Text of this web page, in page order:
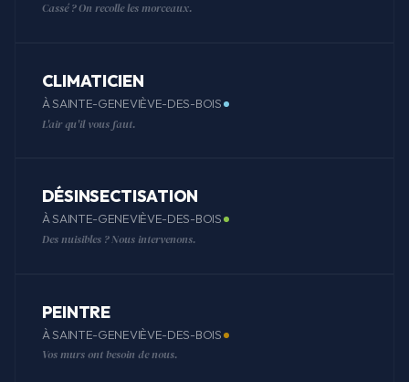
Cassé ? On recolle les morceaux.
CLIMATICIEN
À SAINTE-GENEVIÈVE-DES-BOIS
L'air qu'il vous faut.
DÉSINSECTISATION
À SAINTE-GENEVIÈVE-DES-BOIS
Des nuisibles ? Nous intervenons.
PEINTRE
À SAINTE-GENEVIÈVE-DES-BOIS
Vos murs ont besoin de nous.